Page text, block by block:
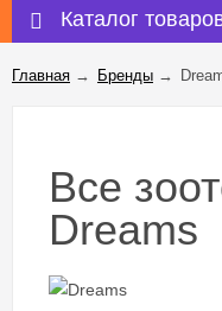
Каталог
Главная → Бренды →
Все
Dreams